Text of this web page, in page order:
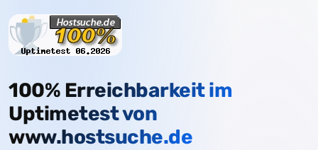
100% Erreichbarkeit im
Uptimetest von
www.hostsuche.de